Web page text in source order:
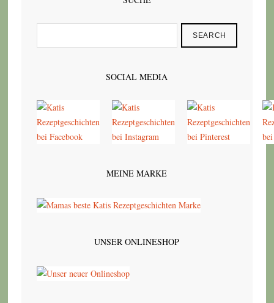
SEARCH
SOCIAL MEDIA
MEINE MARKE
UNSER ONLINESHOP